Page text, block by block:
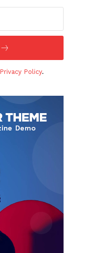
Privacy Policy.